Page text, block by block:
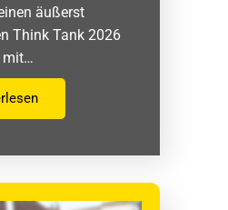
äußerst
Think Tank 2026
mit…